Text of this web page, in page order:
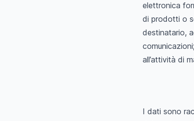
elettronica
di prodotti o
destinatario,
all’attività di
I dati sono